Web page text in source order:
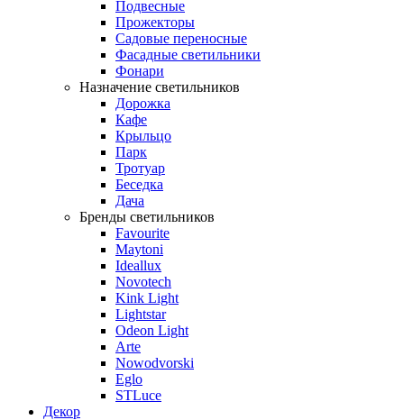
Подвесные
Прожекторы
Садовые переносные
Фасадные светильники
Фонари
Назначение светильников
Дорожка
Кафе
Крыльцо
Парк
Тротуар
Беседка
Дача
Бренды светильников
Favourite
Maytoni
Ideallux
Novotech
Kink Light
Lightstar
Odeon Light
Arte
Nowodvorski
Eglo
STLuce
Декор